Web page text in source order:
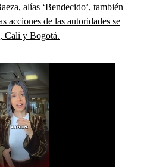
alías ‘Bendecido’, también
acciones de las autoridades se
Cali y Bogotá.